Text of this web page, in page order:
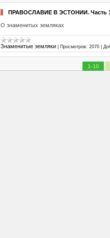
ПРАВОСЛАВИЕ В ЭСТОНИИ. Часть
О знаменитых земляках
Знаменитые земляки Просмотров: 2070
1-10